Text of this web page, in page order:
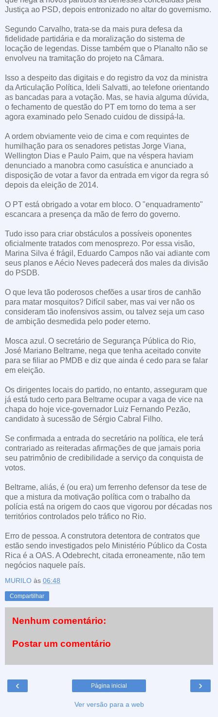
Justiça ao PSD, depois entronizado no altar do governismo.
Segundo Carvalho, trata-se da mais pura defesa da
fidelidade partidária e da moralização do sistema de
locação de legendas. Disse também que o Planalto não se
envolveu na tramitação do projeto na Câmara.
Isso a despeito das digitais e do registro da voz da ministra
da Articulação Política, Ideli Salvatti, ao telefone orientando
as bancadas para a votação. Mas, se havia alguma dúvida,
o fechamento de questão do PT em torno do tema a ser
agora examinado pelo Senado cuidou de dissipá-la.
A ordem obviamente veio de cima e com requintes de
humilhação para os senadores petistas Jorge Viana,
Wellington Dias e Paulo Paim, que na véspera haviam
denunciado a manobra como casuística e anunciado a
disposição de votar a favor da entrada em vigor da regra só
depois da eleição de 2014.
O PT está obrigado a votar em bloco. O "enquadramento"
escancara a presença da mão de ferro do governo.
Tudo isso para criar obstáculos a possíveis oponentes
oficialmente tratados com menosprezo. Por essa visão,
Marina Silva é frágil, Eduardo Campos não vai adiante com
seus planos e Aécio Neves padecerá dos males da divisão
do PSDB.
O que leva tão poderosos chefões a usar tiros de canhão
para matar mosquitos? Difícil saber, mas vai ver não os
consideram tão inofensivos assim, ou talvez seja um caso
de ambição desmedida pelo poder eterno.
Mosca azul. O secretário de Segurança Pública do Rio,
José Mariano Beltrame, nega que tenha aceitado convite
para se filiar ao PMDB e diz que ainda é cedo para se falar
em eleição.
Os dirigentes locais do partido, no entanto, asseguram que
já está tudo certo para Beltrame ocupar a vaga de vice na
chapa do hoje vice-governador Luiz Fernando Pezão,
candidato à sucessão de Sérgio Cabral Filho.
Se confirmada a entrada do secretário na política, ele terá
contrariado as reiteradas afirmações de que jamais poria
seu patrimônio de credibilidade a serviço da conquista de
votos.
Beltrame, aliás, é (ou era) um ferrenho defensor da tese de
que a mistura da motivação política com o trabalho da
polícia está na origem do caos que vigorou por décadas nos
territórios controlados pelo tráfico no Rio.
Erro de pessoa. A construtora detentora de contratos que
estão sendo investigados pelo Ministério Público da Costa
Rica é a OAS. A Odebrecht, citada erroneamente, não tem
negócios naquele país.
MURILO às 06:48
Compartilhar
Nenhum comentário:
Postar um comentário
‹ ›
Página inicial
Ver versão para a web